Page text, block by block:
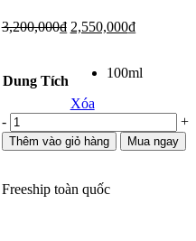
3,200,000₫ Giá
3,200,000₫.
2,550,000₫Giá
là:
Dung Tích
100ml
Xóa
Carolina
Herrera
212
NYC
- +
Thêm vào giỏ hàng Mua ngay
Freeship toàn quốc